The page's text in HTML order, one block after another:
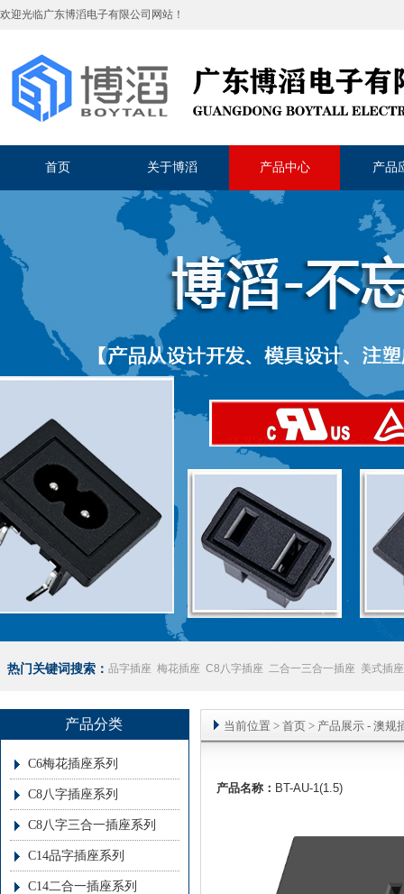
欢迎光临广东博滔电子有限公司 网站！
首页 关于博滔 产品中心 产品
热门关键词搜索： 品字插座 梅花插座 C8八字插座 二合一三合一插座 美式插座
产品分类
C6梅花插座系列
C8八字插座系列
C8八字三合一插座系列
C14品字插座系列
C14二合一插座系列
当前位置 > 首页 > 产品展示 - 澳规
产品名称： BT-AU-1(1.5)